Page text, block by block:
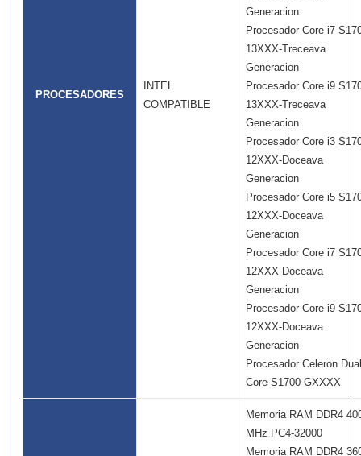
PROCESADORES
INTEL
COMPATIBLE
Generacion
Procesador Core i7
13XXX-Treceava
Generacion
Procesador Core i9
13XXX-Treceava
Generacion
Procesador Core i3
12XXX-Doceava
Generacion
Procesador Core i5
12XXX-Doceava
Generacion
Procesador Core i7
12XXX-Doceava
Generacion
Procesador Core i9
12XXX-Doceava
Generacion
Procesador Celeron Dual
Core S1700 GXXXX
Memoria RAM DDR4
MHz PC4-32000
Memoria RAM DDR4